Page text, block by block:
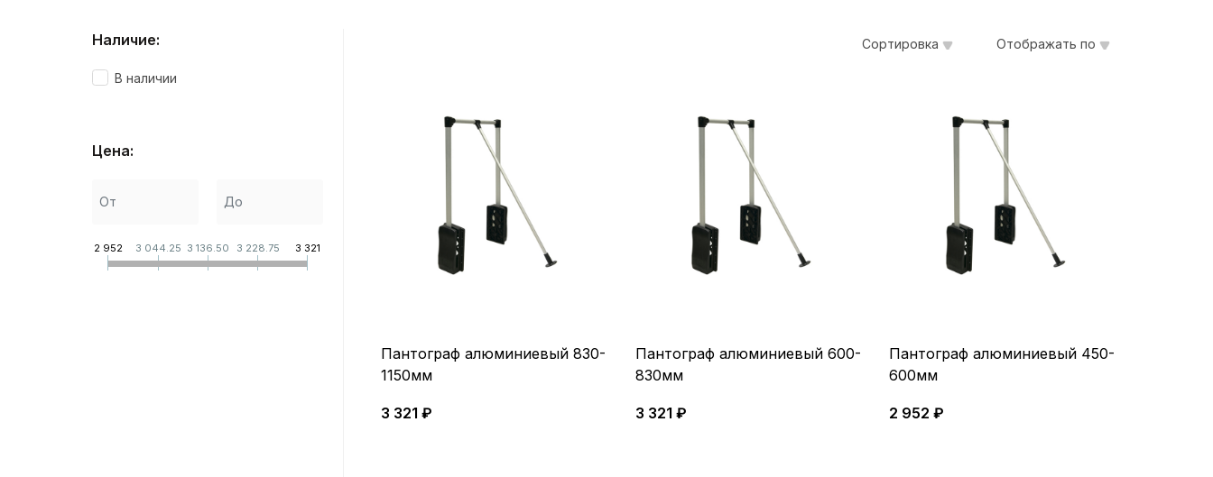
Наличие:
В наличии
Цена:
2 952 3 044.25 3 136.50 3 228.75 3 321
Сортировка Отображать по
Пантограф алюминиевый 830-
1150мм
3 321 ₽
Пантограф алюминиевый 600-
830мм
3 321 ₽
Пантограф алюминиевый 450-
600мм
2 952 ₽